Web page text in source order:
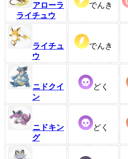
アローラ
ライチュウ
でんき
ライチュ
ウ
でんき
ニドクイ
ン
どく
ニドキン
グ
どく